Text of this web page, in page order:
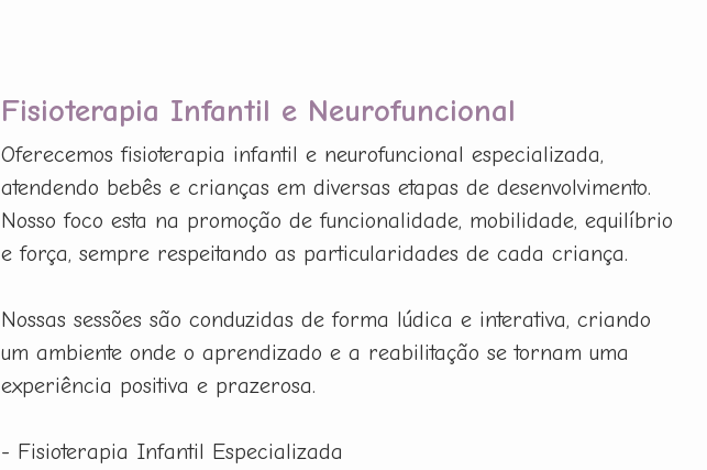
Fisioterapia Infantil e Neurofuncional
Oferecemos fisioterapia infantil e neurofuncional especializada,
atendendo bebês e crianças em diversas etapas de desenvolvimento.
Nosso foco esta na promoção de funcionalidade, mobilidade, equilíbrio
e força, sempre respeitando as particularidades de cada criança.
Nossas sessões são conduzidas de forma lúdica e interativa, criando
um ambiente onde o aprendizado e a reabilitação se tornam uma
experiência positiva e prazerosa.
- Fisioterapia Infantil Especializada